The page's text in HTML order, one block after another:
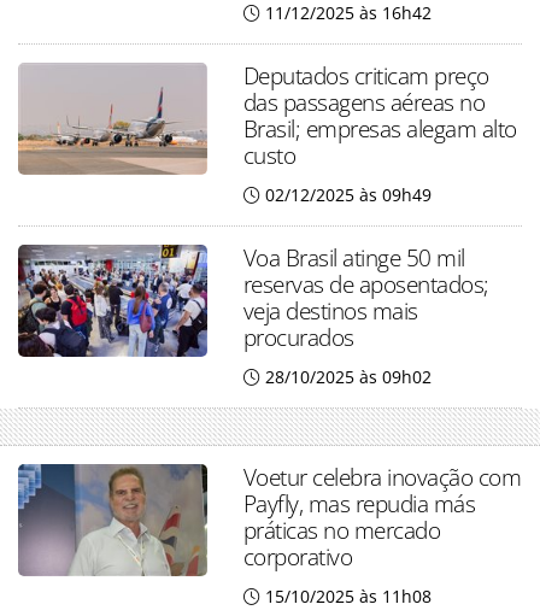
11/12/2025 às 16h42
Deputados criticam preço
das passagens aéreas no
Brasil; empresas alegam alto
custo
02/12/2025 às 09h49
Voa Brasil atinge 50 mil
reservas de aposentados;
veja destinos mais
procurados
28/10/2025 às 09h02
Voetur celebra inovação com
Payfly, mas repudia más
práticas no mercado
corporativo
15/10/2025 às 11h08